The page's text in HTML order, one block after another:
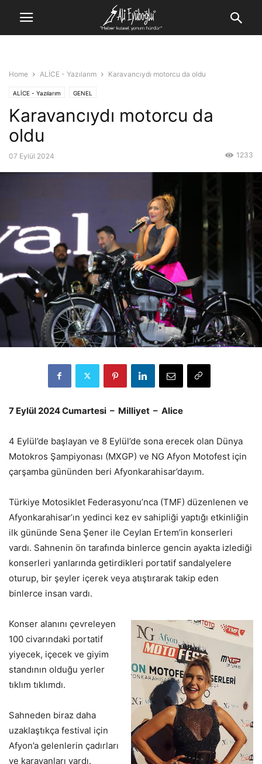
Home ALİCE - Yazılarım Karavancıydı motorcu da oldu
ALİCE - Yazılarım GENEL
Karavancıydı motorcu da
oldu
07 Eylül 2024 1233
7 Eylül 2024 Cumartesi – Milliyet – Alice
4 Eylül’de başlayan ve 8 Eylül’de sona erecek olan Dünya
Motokros Şampiyonası (MXGP) ve NG Afyon Motofest için
çarşamba gününden beri Afyonkarahisar’dayım.
Türkiye Motosiklet Federasyonu’nca (TMF) düzenlenen ve
Afyonkarahisar’ın yedinci kez ev sahipliği yaptığı etkinliğin
ilk gününde Sena Şener ile Ceylan Ertem’in konserleri
vardı. Sahnenin ön tarafında binlerce gencin ayakta izlediği
konserleri yanlarında getirdikleri portatif sandalyelere
oturup, bir şeyler içerek veya atıştırarak takip eden
binlerce insan vardı.
Konser alanını çevreleyen
100 civarındaki portatif
yiyecek, içecek ve giyim
standının olduğu yerler
tıklım tıklımdı.
Sahneden biraz daha
uzaklaştıkça festival için
Afyon’a gelenlerin çadırları
ve karavanları vardı.